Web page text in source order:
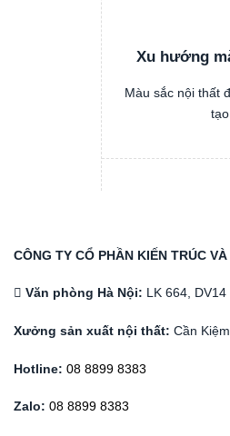
Xu hướng
Màu sắc nội thất
CÔNG TY CỔ PHẦN KIẾN TRÚC
Văn phòng Hà Nội: LK 664,
Xưởng sản xuất nội thất: Cần
Hotline: 08 8899 8383
Zalo: 08 8899 8383